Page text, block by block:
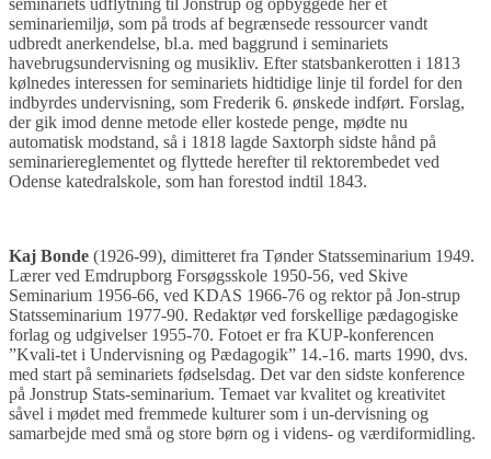
seminariemiljø, som på trods af begrænsede ressourcer vandt
udbredt anerkendelse, bl.a. med baggrund i seminariets
havebrugsundervisning og musikliv. Efter statsbankerotten i 1813
kølnedes interessen for seminariets hidtidige linje til fordel for den
indbyrdes undervisning, som Frederik 6. ønskede indført. Forslag,
der gik imod denne metode eller kostede penge, mødte nu
automatisk modstand, så i 1818 lagde Saxtorph sidste hånd på
seminariereglementet og flyttede herefter til rektorembedet ved
Odense katedralskole, som han forestod indtil 1843.
Kaj Bonde (1926-99), dimitteret fra Tønder Statsseminarium 1949.
Lærer ved Emdrupborg Forsøgsskole 1950-56, ved Skive
Seminarium 1956-66, ved KDAS 1966-76 og rektor på Jon-strup
Statsseminarium 1977-90. Redaktør ved forskellige pædagogiske
forlag og udgivelser 1955-70. Fotoet er fra KUP-konferencen
”Kvali-tet i Undervisning og Pædagogik” 14.-16. marts 1990, dvs.
med start på seminariets fødselsdag. Det var den sidste konference
på Jonstrup Stats-seminarium. Temaet var kvalitet og kreativitet
såvel i mødet med fremmede kulturer som i un-dervisning og
samarbejde med små og store børn og i videns- og værdiformidling.